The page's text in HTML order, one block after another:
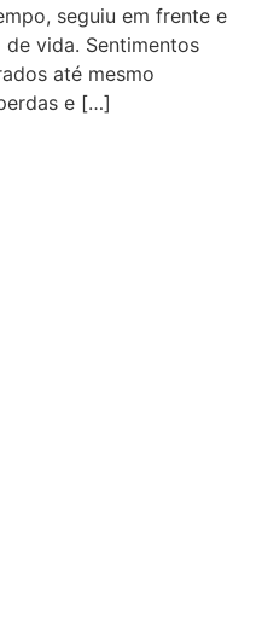
seguiu em frente e
vida. Sentimentos
até mesmo
e […]